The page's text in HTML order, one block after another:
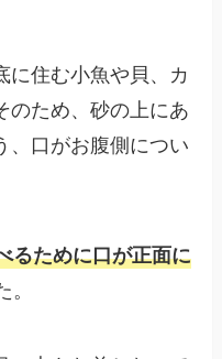
に住む小魚や貝、カ
のため、砂の上にあ
、口がお腹側につい
るために口が正面に
。